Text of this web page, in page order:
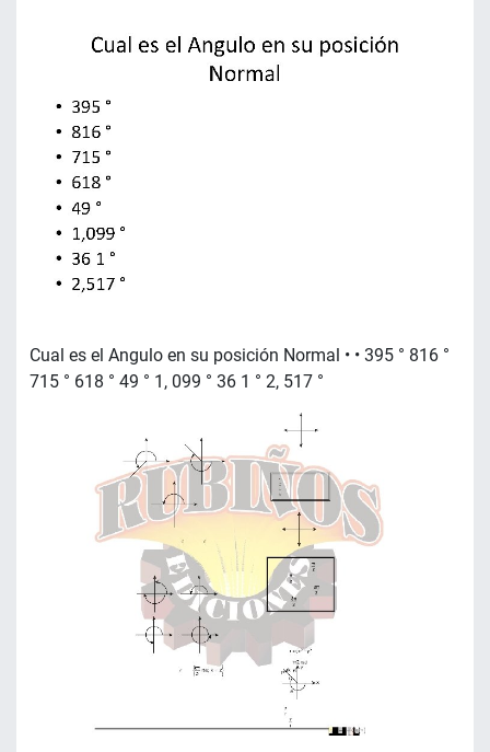
Cual es el Angulo en su posición Normal • • 395 ° 816 °
715 ° 618 ° 49 ° 1, 099 ° 36 1 ° 2, 517 °